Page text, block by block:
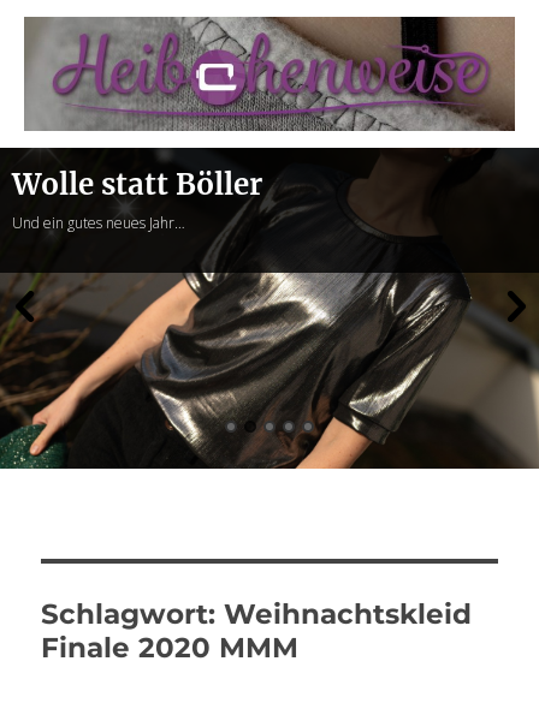
Heibchenweise
Wolle statt Böller
Und ein gutes neues Jahr…
Schlagwort:Weihnachtskleid
Finale 2020 MMM